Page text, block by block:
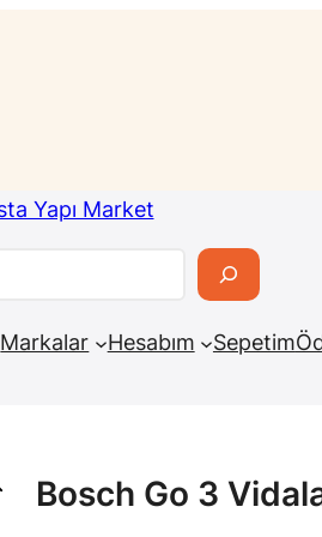
Markalar Hesabım Sepetim
Bosch Go 3